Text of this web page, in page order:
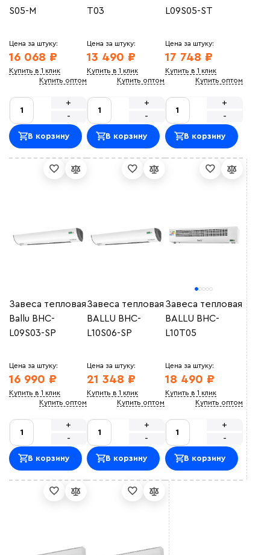
S05-M
Цена за штуку:
16 068 ₽
Купить в 1 клик
Купить оптом
-
+
В корзину
T03
Цена за штуку:
13 490 ₽
Купить в 1 клик
Купить оптом
-
+
В корзину
L09S05-ST
Цена за штуку:
17 748 ₽
Купить в 1 клик
Купить оптом
-
+
В корзину
Завеса тепловая
Ballu BHC-
L09S03-SP
Цена за штуку:
16 990 ₽
Купить в 1 клик
Купить оптом
-
+
В корзину
Завеса тепловая
BALLU BHC-
L10S06-SP
Цена за штуку:
21 348 ₽
Купить в 1 клик
Купить оптом
-
+
В корзину
Завеса тепловая
BALLU BHC-
L10T05
Цена за штуку:
18 490 ₽
Купить в 1 клик
Купить оптом
-
+
В корзину